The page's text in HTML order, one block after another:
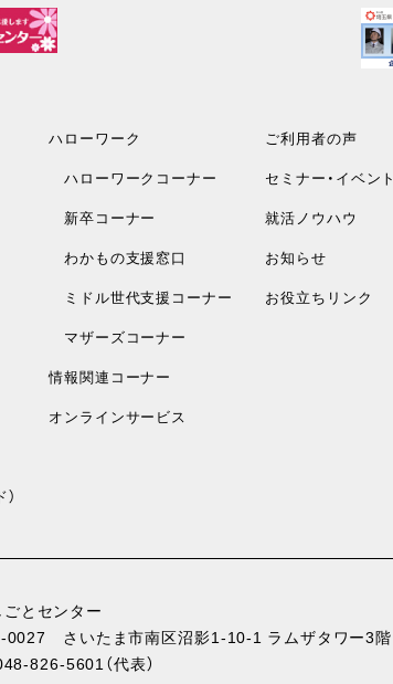
ハローワーク
ハローワークコーナー
新卒コーナー
わかもの支援窓口
ミドル世代支援コーナー
マザーズコーナー
情報関連コーナー
オンラインサービス
ご利用者の声
セミナー・イベント
就活ノウハウ
お知らせ
お役立ちリンク
とセンター
0027 さいたま市南区沼影1-10-1 ラムザタワー3階
826-5601（代表）